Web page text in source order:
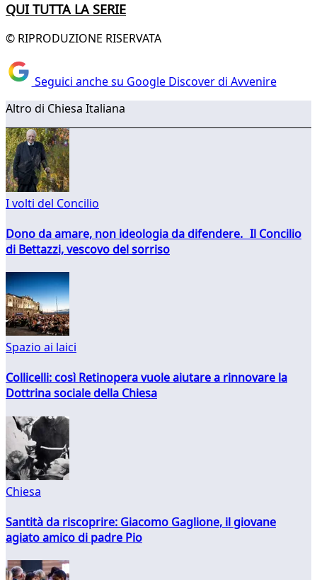
QUI TUTTA LA SERIE
© RIPRODUZIONE RISERVATA
Seguici anche su Google Discover di Avvenire
Altro di Chiesa Italiana
I volti del Concilio
Dono da amare, non ideologia da difendere. Il Concilio
di Bettazzi, vescovo del sorriso
Spazio ai laici
Collicelli: così Retinopera vuole aiutare a rinnovare la
Dottrina sociale della Chiesa
Chiesa
Santità da riscoprire: Giacomo Gaglione, il giovane
agiato amico di padre Pio